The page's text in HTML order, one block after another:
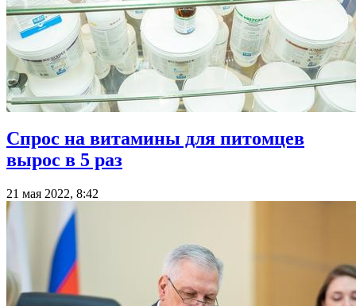
Спрос на витамины для питомцев
вырос в 5 раз
21 мая 2022, 8:42